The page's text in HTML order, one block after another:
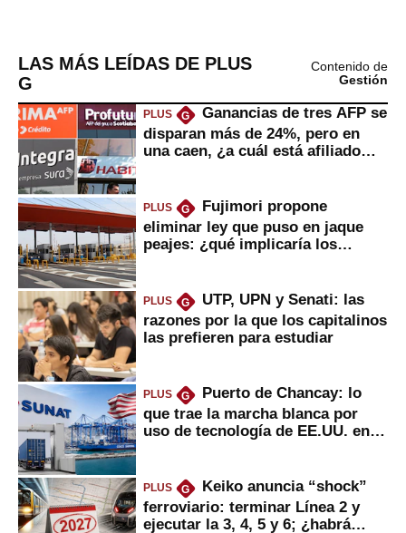
LAS MÁS LEÍDAS DE PLUS
G
Contenido de
Gestión
PLUS G
Ganancias de tres AFP se
disparan más de 24%, pero en
una caen, ¿a cuál está afiliado
PLUS G
Fujimori propone
eliminar ley que puso en jaque
peajes: ¿qué implicaría los
PLUS G
UTP, UPN y Senati: las
razones por la que los capitalinos
las prefieren para estudiar
PLUS G
Puerto de Chancay: lo
que trae la marcha blanca por
uso de tecnología de EE.UU. en
PLUS G
Keiko anuncia “shock”
ferroviario: terminar Línea 2 y
ejecutar la 3, 4, 5 y 6; ¿habrá